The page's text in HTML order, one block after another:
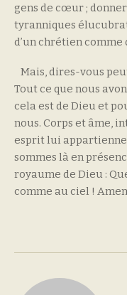
gens de cœur ;
tyranniques
d’un chrétien
Mais, dires-vous
Tout ce que nous
cela est de Dieu et
nous. Corps et âme,
esprit lui
sommes là en
royaume de Dieu :
comme au ciel ! Amen